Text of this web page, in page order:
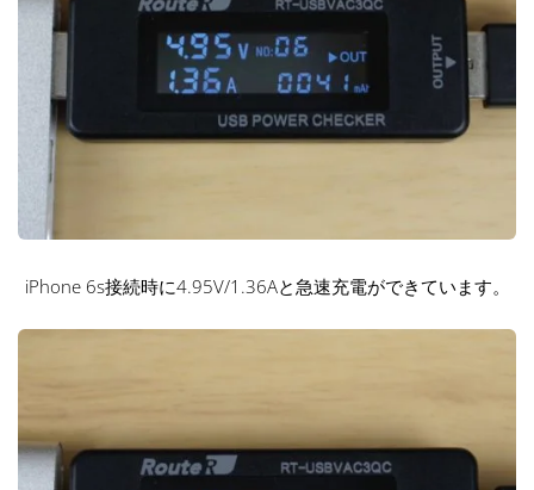
iPhone 6s接続時に4.95V/1.36Aと急速充電ができています。